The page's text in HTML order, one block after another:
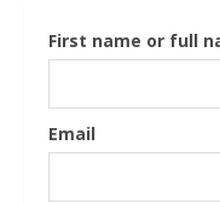
First name or full
Email